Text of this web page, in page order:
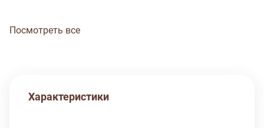
Посмотреть все
Характеристики